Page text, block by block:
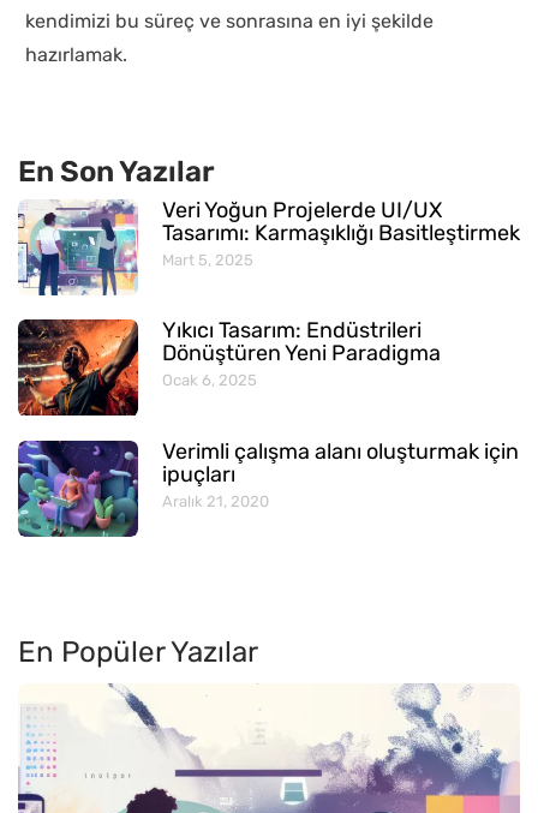
kendimizi bu süreç ve sonrasına en iyi şekilde
hazırlamak.
En Son Yazılar
Veri Yoğun Projelerde UI/UX
Tasarımı: Karmaşıklığı Basitleştirmek
Mart 5, 2025
Yıkıcı Tasarım: Endüstrileri
Dönüştüren Yeni Paradigma
Ocak 6, 2025
Verimli çalışma alanı oluşturmak için
ipuçları
Aralık 21, 2020
En Popüler Yazılar